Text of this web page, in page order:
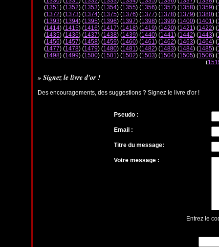
(1351) (1352) (1353) (1354) (1355) (1356) (1357) (1358) (1359) (
(1372) (1373) (1374) (1375) (1376) (1377) (1378) (1379) (1380) (
(1393) (1394) (1395) (1396) (1397) (1398) (1399) (1400) (1401) (
(1414) (1415) (1416) (1417) (1418) (1419) (1420) (1421) (1422) (
(1435) (1436) (1437) (1438) (1439) (1440) (1441) (1442) (1443) (
(1456) (1457) (1458) (1459) (1460) (1461) (1462) (1463) (1464) (
(1477) (1478) (1479) (1480) (1481) (1482) (1483) (1484) (1485) (
(1498) (1499) (1500) (1501) (1502) (1503) (1504) (1505) (1506) (
(
» Signez le livre d'or !
Des encouragements, des suggestions ? Signez le livre d'or !
Pseudo :
Email :
Titre du message:
Votre message :
Entrez le